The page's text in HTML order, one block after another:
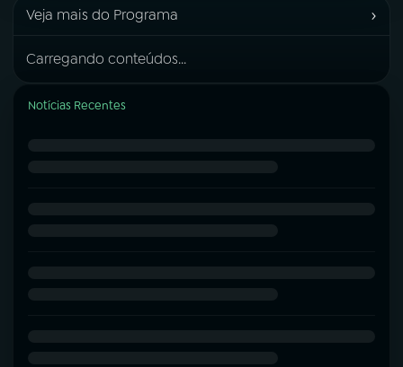
Veja mais do Programa ›
Carregando conteúdos...
Notícias Recentes